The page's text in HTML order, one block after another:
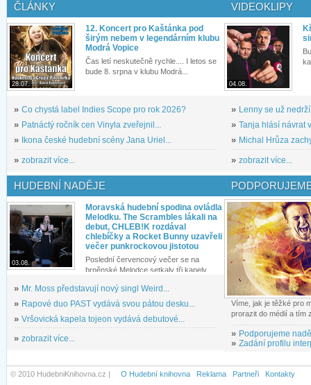
ČLÁNKY
28.07.
12. Koncert pro Kaštánka pod
širým nebem v legendárním klubu
Modrá Vopice
Čas letí neskutečně rychle.... I letos se
bude 8. srpna v klubu Modrá...
» Co chystá label Indies Scope pro rok 2026?
» Patnáctý ročník cen Vinyla zveřejnil...
»
Ikona české hudební scény Jana Uriel...
» zobrazit více...
VIDEOKLIPY
04.08.
» Lenny se už
» Tanja hlásí návrat
» Michal Hrůza
» zobrazit více...
HUDEBNÍ NADĚJE
03.08.
Moravská hudební spodina ovládla
Melodku. The Scrambles lákali na
debut, CHLEB!K rozdával
chlebíčky a Rocket Bunny uzavřeli
večer punkrockovou jistotou
Poslední červencový večer se na
brněnské Melodce setkaly tři kapely...
» Mr. Moss představují nový singl Weird...
» Rapové duo PAST vydává svou pátou desku...
» Vršovická kapela tojeon vydává debutové...
» zobrazit více...
Víme, jak je těžké pro
prorazit do médií a tím
» Podporujeme
» Zadání profilu
© 2010 HudebniKnihovna.cz | O Hudební knihovna Reklama Partneři Kontakty